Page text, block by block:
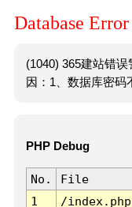
Database Error
(1040) 365建站错
因：1、数据库密码
PHP Debug
No. File
1
/index.php